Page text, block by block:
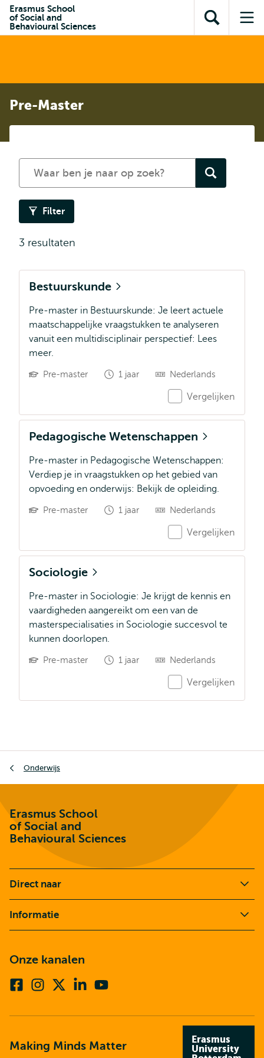
inhoud
Direct naar
subnavigatie
Erasmus School
of Social and
Behavioural Sciences
Toon
zoekveld
Pre-Master
Filter
3 resultaten
Bestuurskunde
Pre-master in Bestuurskunde: Je leert actuele
maatschappelijke vraagstukken te analyseren
vanuit een multidisciplinair perspectief: Lees
meer.
Pre-master 1 jaar Nederlands
Vergelijken
Pedagogische Wetenschappen
Pre-master in Pedagogische Wetenschappen:
Verdiep je in vraagstukken op het gebied van
opvoeding en onderwijs: Bekijk de opleiding.
Pre-master 1 jaar Nederlands
Vergelijken
Sociologie
Pre-master in Sociologie: Je krijgt de kennis en
vaardigheden aangereikt om een van de
masterspecialisaties in Sociologie succesvol te
kunnen doorlopen.
Pre-master 1 jaar Nederlands
Vergelijken
Onderwijs
Erasmus School
of Social and
Behavioural Sciences
Direct naar
Informatie
Onze kanalen
FacebookInstagram
twitter)
Linkedin
Making Minds Matter
Erasmus
University